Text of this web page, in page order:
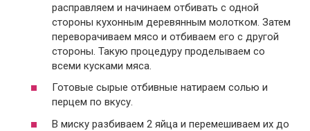
расправляем и начинаем отбивать с одной
стороны кухонным деревянным молотком. Затем
переворачиваем мясо и отбиваем его с другой
стороны. Такую процедуру проделываем со
всеми кусками мяса.
Готовые сырые отбивные натираем солью и
перцем по вкусу.
В миску разбиваем 2 яйца и перемешиваем их до